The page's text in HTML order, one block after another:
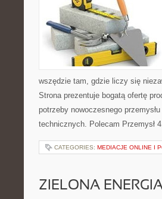
wszędzie tam, gdzie liczy się
Strona prezentuje bogatą ofertę
potrzeby nowoczesnego
technicznych. Polecam Przemysł
CATEGORIES: MEDIACJE ONLINE I
ZIELONA